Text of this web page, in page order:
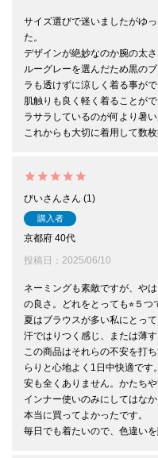
サイズ選びで迷いましたがゆ
た。
デザインが絶妙なのか腕の太
ルーグレーを選んだため黒の
ラも透けずに涼しく着る事がで
肌触りも良く軽く着ることが
ラサラしているのが何より暑
これからも大切に着用して数
びいさん 1
購入者
京都府 40代
投稿日
2025/06/10
ネーミングも素敵ですが、や
の良さ。どれをとっても⭐︎５つ
夏はブラウスが多い私にとっ
汗ではりつく感じ、または薄
この商品はそれらの不安を打
らりと心地よく1日中快適で
安も全くありません。かたち
インナー使いのみにしてはな
本当に買ってよかったです。
毎日でも着たいので、色違いを